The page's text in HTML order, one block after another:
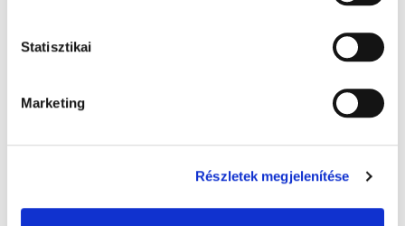
Statisztikai
Marketing
Részletek megjelenítése